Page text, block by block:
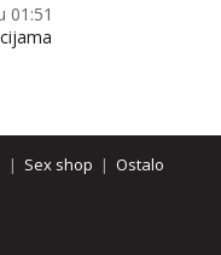
01:51
| Sex shop | Ostalo